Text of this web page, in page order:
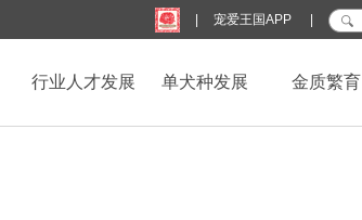
宠爱王国APP
行业人才发展 单犬种发展 金质繁育